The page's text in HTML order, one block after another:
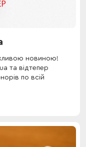
новиною!
та відтепер
по всій